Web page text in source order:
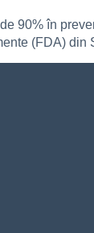
90% în
(FDA) din